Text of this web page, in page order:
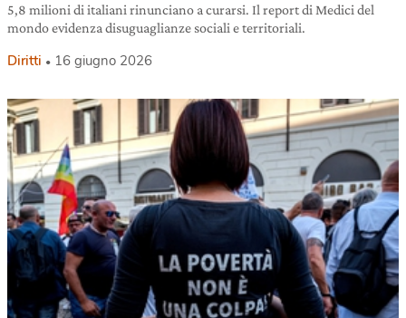
5,8 milioni di italiani rinunciano a curarsi. Il report di Medici del
mondo evidenza disuguaglianze sociali e territoriali.
Diritti 16 giugno 2026